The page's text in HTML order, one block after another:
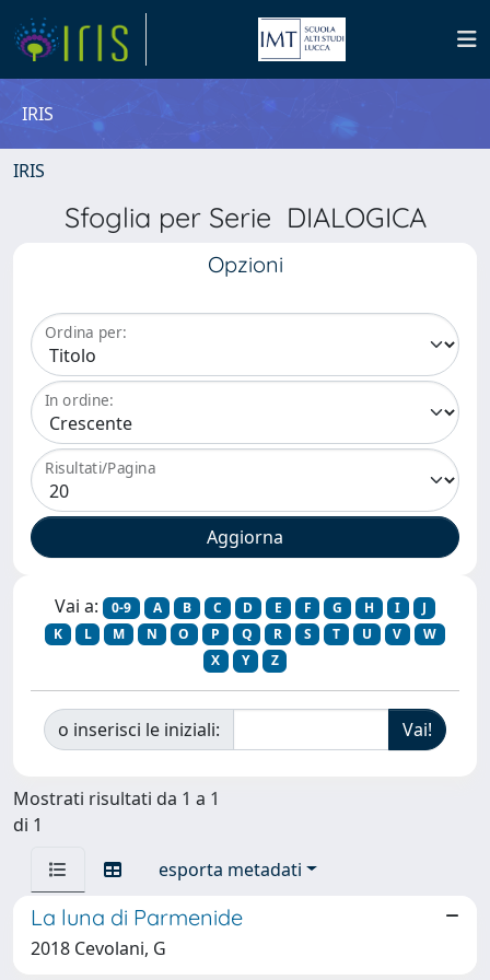
IRIS
IRIS
Sfoglia per Serie DIALOGICA
Opzioni
Ordina per:
In ordine:
Risultati/Pagina
Vai a: 0-9 A B C D E F G H I
J
K
L M N O P Q R S T U V
W
X
Y Z
o inserisci le iniziali:
Mostrati risultati da 1 a 1
di 1
esporta metadati
La luna di Parmenide
2018 Cevolani, G